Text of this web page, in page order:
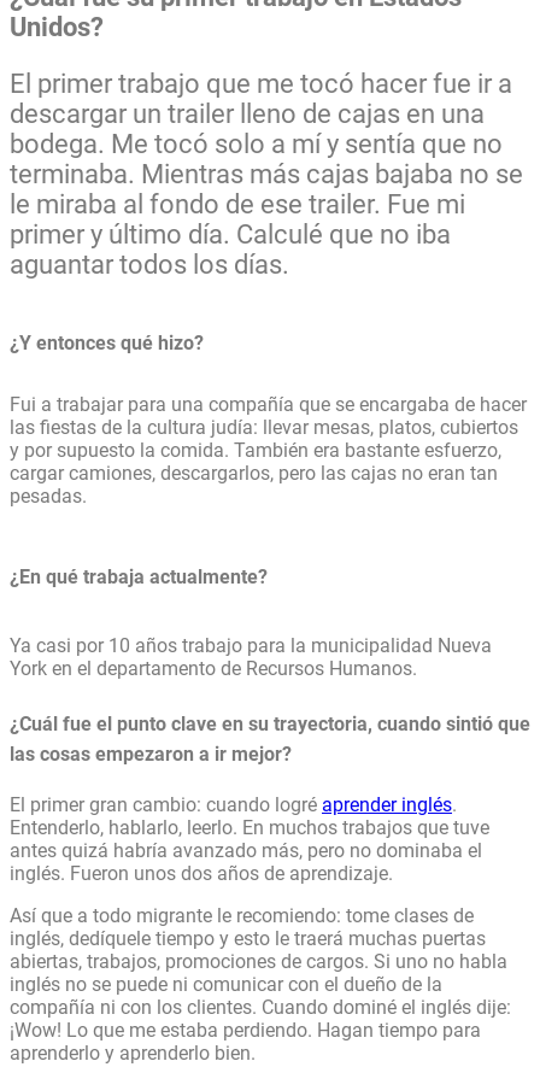
Unidos?
El primer trabajo que me tocó hacer fue ir a
descargar un trailer lleno de cajas en una
bodega. Me tocó solo a mí y sentía que no
terminaba. Mientras más cajas bajaba no se
le miraba al fondo de ese trailer. Fue mi
primer y último día. Calculé que no iba
aguantar todos los días.
¿Y entonces qué hizo?
Fui a trabajar para una compañía que se encargaba de hacer
las fiestas de la cultura judía: llevar mesas, platos, cubiertos
y por supuesto la comida. También era bastante esfuerzo,
cargar camiones, descargarlos, pero las cajas no eran tan
pesadas.
¿En qué trabaja actualmente?
Ya casi por 10 años trabajo para la municipalidad Nueva
York en el departamento de Recursos Humanos.
¿Cuál fue el punto clave en su trayectoria, cuando sintió que
las cosas empezaron a ir mejor?
El primer gran cambio: cuando logré aprender inglés.
Entenderlo, hablarlo, leerlo. En muchos trabajos que tuve
antes quizá habría avanzado más, pero no dominaba el
inglés. Fueron unos dos años de aprendizaje.
Así que a todo migrante le recomiendo: tome clases de
inglés, dedíquele tiempo y esto le traerá muchas puertas
abiertas, trabajos, promociones de cargos. Si uno no habla
inglés no se puede ni comunicar con el dueño de la
compañía ni con los clientes. Cuando dominé el inglés dije:
¡Wow! Lo que me estaba perdiendo. Hagan tiempo para
aprenderlo y aprenderlo bien.